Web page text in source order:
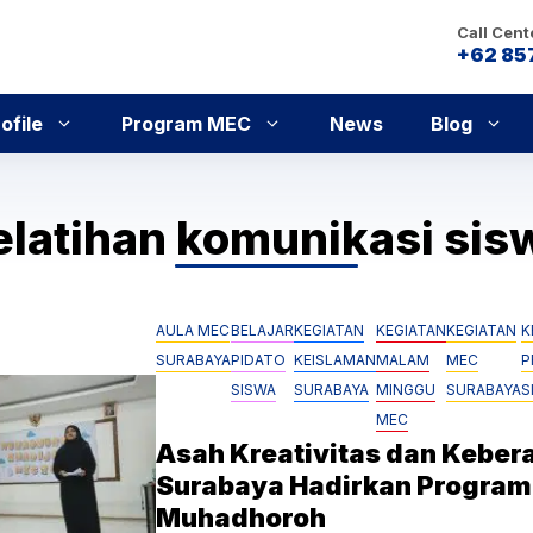
Call
+62
Program MEC News Blog
komunikasi
AULA MEC
SURABAYA
BELAJAR
PIDATO
SISWA
KEGIATAN
KEISLAMAN
SURABAYA
KEGIATAN
MALAM
MINGGU
MEC
KEGIATAN
MEC
SURABAYA
Asah Kreativitas dan
Surabaya Hadirkan Program
Muhadhoroh